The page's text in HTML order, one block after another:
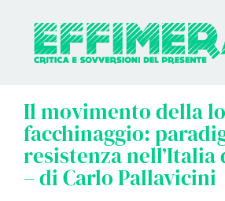
contenuto
Il movimento della
facchinaggio:
resistenza nell’Italia
– di Carlo Pallavicini